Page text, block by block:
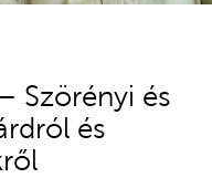
Szörényi és
és